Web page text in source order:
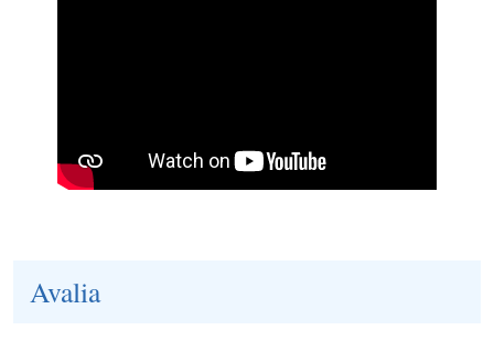
Avalia